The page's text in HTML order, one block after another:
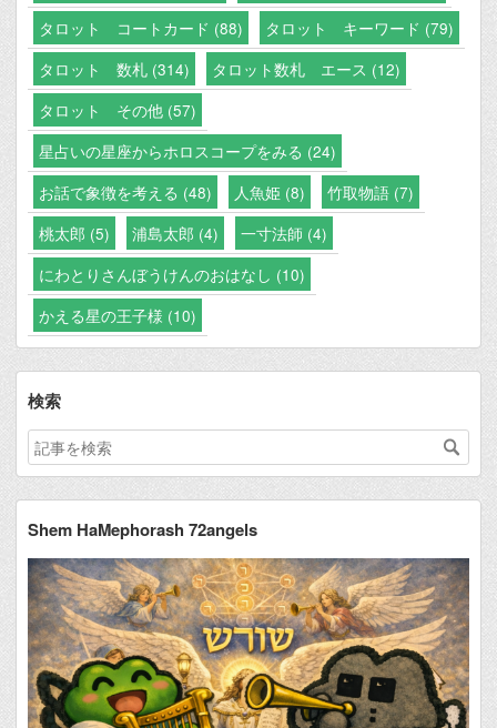
タロット コートカード (88)
タロット キーワード (79)
タロット 数札 (314)
タロット数札 エース (12)
タロット その他 (57)
星占いの星座からホロスコープをみる (24)
お話で象徴を考える (48)
人魚姫 (8)
竹取物語 (7)
桃太郎 (5)
浦島太郎 (4)
一寸法師 (4)
にわとりさんぼうけんのおはなし (10)
かえる星の王子様 (10)
検索
Shem HaMephorash 72angels